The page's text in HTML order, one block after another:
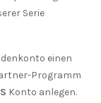
Serie
einen
Programm
Konto anlegen.